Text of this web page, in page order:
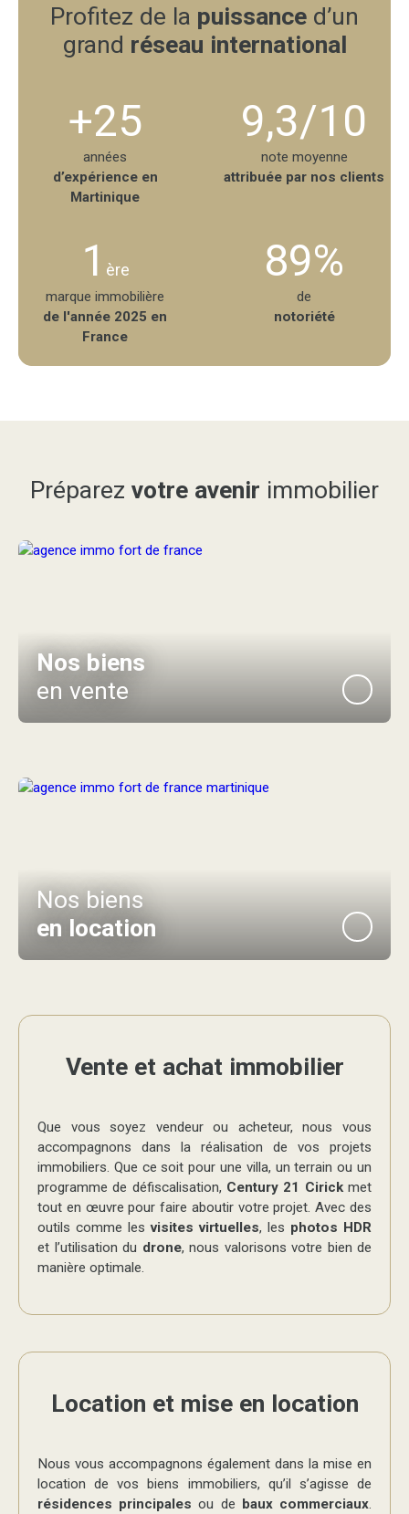
Profitez de la puissance d’un
grand réseau international
+25
années
d’expérience en
Martinique
9,3/10
note moyenne
attribuée par nos clients
1 ère
marque immobilière
de l'année 2025 en
France
89%
de
notoriété
Préparez votre avenir immobilier
Nos biens
en vente
Nos biens
en location
Vente et achat immobilier
Que vous soyez vendeur ou acheteur, nous vous
accompagnons dans la réalisation de vos projets
immobiliers. Que ce soit pour une villa, un terrain ou un
programme de défiscalisation, Century 21 Cirickmet
tout en œuvre pour faire aboutir votre projet. Avec des
outils comme lesvisites virtuelles, les photos HDR
et l’utilisation du drone, nous valorisons votre bien de
manière optimale.
Location et mise en location
Nous vous accompagnons également dans la mise en
location de vos biens immobiliers, qu’il s’agisse de
résidences principales ou de baux commerciaux.